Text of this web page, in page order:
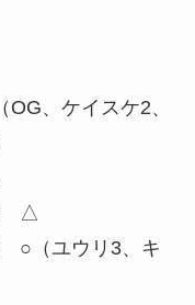
、ケイスケ2、
△
（ユウリ3、キ